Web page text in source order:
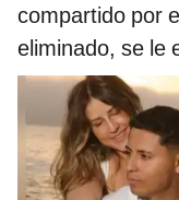
compartido por
eliminado, se le